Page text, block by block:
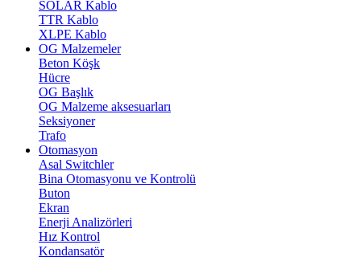
SOLAR Kablo
TTR Kablo
XLPE Kablo
OG Malzemeler
Beton Köşk
Hücre
OG Başlık
OG Malzeme aksesuarları
Seksiyoner
Trafo
Otomasyon
Asal Switchler
Bina Otomasyonu ve Kontrolü
Buton
Ekran
Enerji Analizörleri
Hız Kontrol
Kondansatör